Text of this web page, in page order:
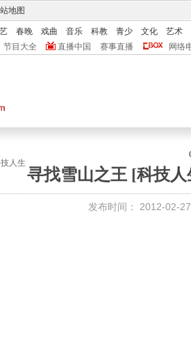
地图
春晚 戏曲 音乐 科教 青少 文化
艺术
节目大全 直播中国 赛事直播 网络
人生
寻找雪山之王 [科技人
发布时间： 2012-02-